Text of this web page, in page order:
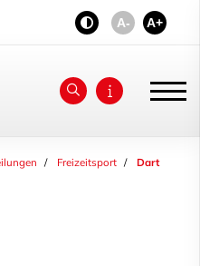
A- A+
Freizeitsport Dart